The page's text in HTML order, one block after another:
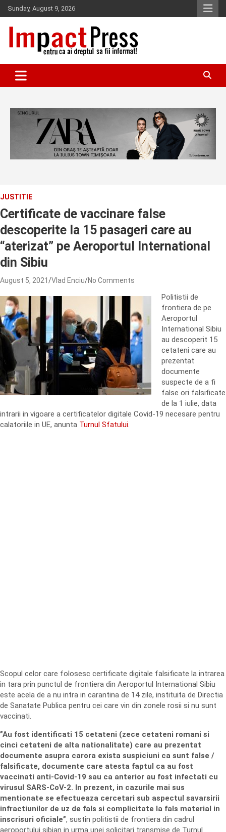
Skip
to
content
Sunday, August 9, 2026
IMPACTPRESS
JUSTITIE
Certificate de vaccinare false
descoperite la 15 pasageri care au
“aterizat” pe Aeroportul International
din Sibiu
August 5, 2021 Vlad Enciu No Comments
Politistii de
frontiera de pe
Aeroportul
International Sibiu
au descoperit 15
cetateni care au
prezentat
documente
suspecte de a fi
false ori falsificate
de la 1 iulie, data
intrarii in vigoare a certificatelor digitale Covid-19 necesare pentru
calatoriile in UE, anunta Turnul Sfatului.
Scopul celor care folosesc certificate digitale falsificate la intrarea
in tara prin punctul de frontiera din Aeroportul International Sibiu
este acela de a nu intra in carantina de 14 zile, instituita de Directia
de Sanatate Publica pentru cei care vin din zonele rosii si nu sunt
vaccinati.
”Au fost identificati 15 cetateni (zece cetateni romani si
cinci cetateni de alta nationalitate) care au prezentat
documente asupra carora exista suspiciuni ca sunt false /
falsificate, documente care atesta faptul ca au fost
vaccinati anti-Covid-19 sau ca anterior au fost infectati cu
virusul SARS-CoV-2. In prezent, in cazurile mai sus
mentionate se efectueaza cercetari sub aspectul savarsirii
infractiunilor de uz de fals si complicitate la fals material in
inscrisuri oficiale”, sustin politistii de frontiera din cadrul
aeroportului sibian in urma unei solicitari transmise de Turnul